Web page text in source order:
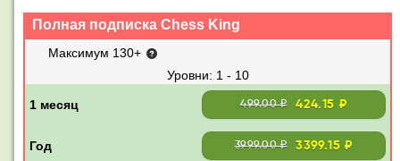
Полная подписка Chess King
Максимум 130+
1 - 10
499.00 ₽ 424.15 ₽
3999.00 ₽ 3399.15 ₽